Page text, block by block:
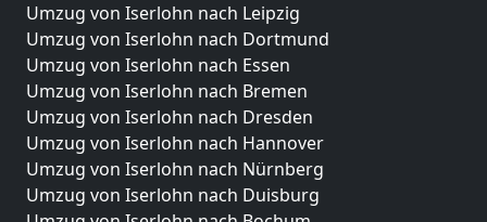
Umzug von Iserlohn nach Leipzig
Umzug von Iserlohn nach Dortmund
Umzug von Iserlohn nach Essen
Umzug von Iserlohn nach Bremen
Umzug von Iserlohn nach Dresden
Umzug von Iserlohn nach Hannover
Umzug von Iserlohn nach Nürnberg
Umzug von Iserlohn nach Duisburg